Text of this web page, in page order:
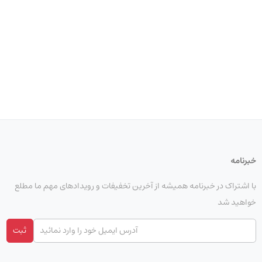
خبرنامه
با اشتراک در خبرنامه همیشه از آخرین تخفیفات و رویدادهای مهم ما مطلع
خواهید شد
ثبت